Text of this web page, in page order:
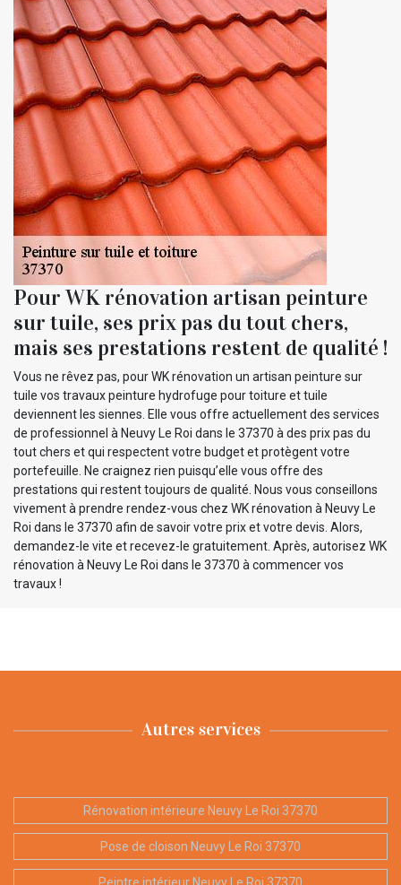
Pour WK rénovation artisan peinture
sur tuile, ses prix pas du tout chers,
mais ses prestations restent de qualité !
Vous ne rêvez pas, pour WK rénovation un artisan peinture sur
tuile vos travaux peinture hydrofuge pour toiture et tuile
deviennent les siennes. Elle vous offre actuellement des services
de professionnel à Neuvy Le Roi dans le 37370 à des prix pas du
tout chers et qui respectent votre budget et protègent votre
portefeuille. Ne craignez rien puisqu’elle vous offre des
prestations qui restent toujours de qualité. Nous vous conseillons
vivement à prendre rendez-vous chez WK rénovation à Neuvy Le
Roi dans le 37370 afin de savoir votre prix et votre devis. Alors,
demandez-le vite et recevez-le gratuitement. Après, autorisez WK
rénovation à Neuvy Le Roi dans le 37370 à commencer vos
travaux !
Autres services
Rénovation intérieure Neuvy Le Roi 37370
Pose de cloison Neuvy Le Roi 37370
Peintre intérieur Neuvy Le Roi 37370